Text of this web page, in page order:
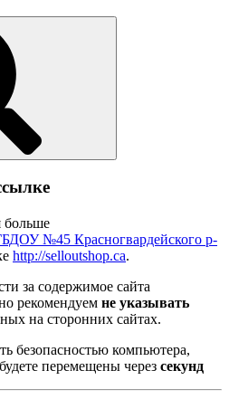
больше
№45 Красногвардейского р-
http://selloutshop.ca.
за содержимое сайта
рекомендуем не указывать
на сторонних сайтах.
безопасностью компьютера,
перемещены через секунд